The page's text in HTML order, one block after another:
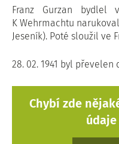
Franz Gurzan bydlel
K Wehrmachtu
Jeseník). Poté sloužil ve
28. 02. 1941 byl převelen
Chybí zde